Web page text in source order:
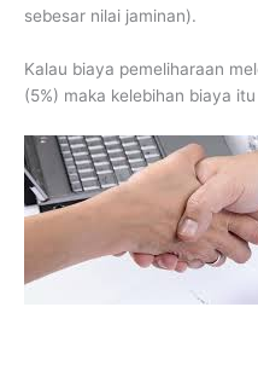
sebesar nilai jaminan).
Kalau biaya pemeliharaan
(5%) maka kelebihan biaya